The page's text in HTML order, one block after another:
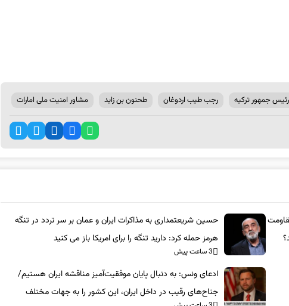
رئیس جمهور ترکیه رجب طیب اردوغان طحنون بن زاید مشاور امنیت ملی امارات
حسین شریعتمداری به مذاکرات ایران و عمان بر سر تردد در تنگه
هرمز حمله کرد: دارید تنگه را برای امریکا باز می کنید
3 ساعت پیش
ادعای ونس: به دنبال پایان موفقیت‌آمیز مناقشه ایران هستیم/
جناح‌های رقیب در داخل ایران، این کشور را به جهات مختلف